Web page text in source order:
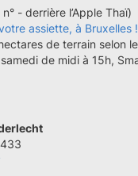
- derrière l’Apple Thaï)
assiette, à Bruxelles !
de terrain selon
de midi à 15h,